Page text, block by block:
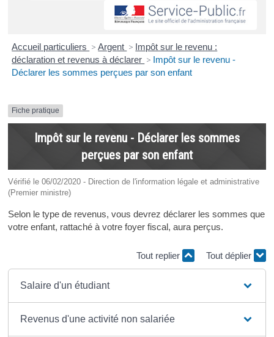
Accueil particuliers > Argent > Impôt sur le revenu :
déclaration et revenus à déclarer > Impôt sur le revenu -
Déclarer les sommes perçues par son enfant
Fiche pratique
Impôt sur le revenu - Déclarer les sommes
perçues par son enfant
Vérifié le 06/02/2020 - Direction de l'information légale et administrative
(Premier ministre)
Selon le type de revenus, vous devrez déclarer les sommes que
votre enfant, rattaché à votre foyer fiscal, aura perçus.
Tout replier Tout déplier
Salaire d'un étudiant
Revenus d'une activité non salariée